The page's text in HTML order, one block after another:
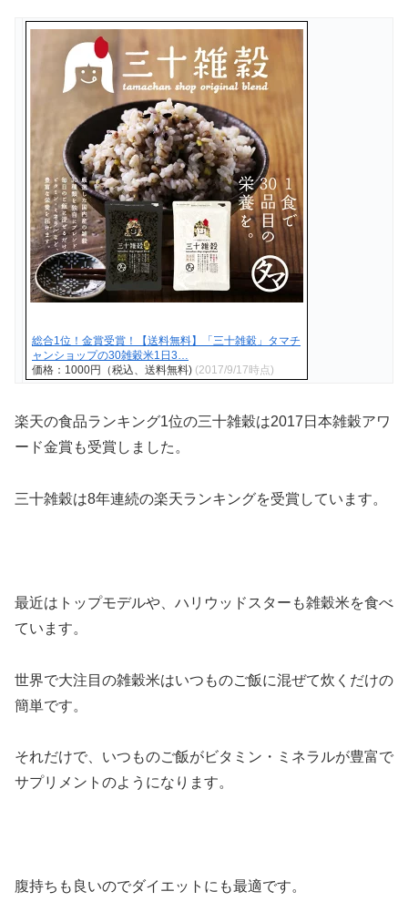
総合1位！金賞受賞！【送料無料】「三十雑穀」タマチ
ャンショップの30雑穀米1日3…
価格：1000円（税込、送料無料) (2017/9/17時点)
楽天の食品ランキング1位の三十雑穀は2017日本雑穀アワ
ード金賞も受賞しました。
三十雑穀は8年連続の楽天ランキングを受賞しています。
最近はトップモデルや、ハリウッドスターも雑穀米を食べ
ています。
世界で大注目の雑穀米はいつものご飯に混ぜて炊くだけの
簡単です。
それだけで、いつものご飯がビタミン・ミネラルが豊富で
サプリメントのようになります。
腹持ちも良いのでダイエットにも最適です。